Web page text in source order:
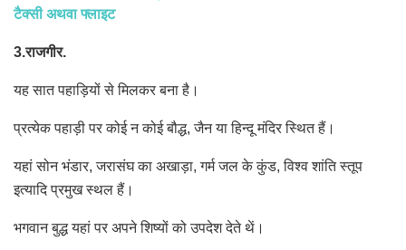
टैक्सी अथवा फ्लाइट
3.राजगीर.
यह सात पहाड़ियों से मिलकर बना है।
प्रत्येक पहाड़ी पर कोई न कोई बौद्ध, जैन या हिन्दू मंदिर स्थित हैं।
यहां सोन भंडार, जरासंघ का अखाड़ा, गर्म जल के कुंड, विश्व शांति स्तूप
इत्यादि प्रमुख स्थल हैं।
भगवान बुद्ध यहां पर अपने शिष्यों को उपदेश देते थें।